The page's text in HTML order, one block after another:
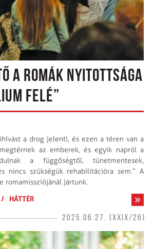
A ROMÁK NYITOTTSÁGA
FELÉ”
a drog jelenti, és ezen a téren van a
az emberek, és egyik napról a
a függőségtől, tünetmentesek,
nincs szükségük rehabilitációra sem.” A
romamissziójánál jártunk.
/ HÁTTÉR
2025.06.27. (XXIX/26)